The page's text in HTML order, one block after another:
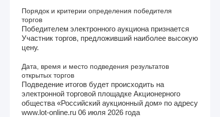
Порядок и критерии определения победителя
торгов
Победителем электронного аукциона признается
Участник торгов, предложивший наиболее высокую
цену.
Дата, время и место подведения результатов
открытых торгов
Подведение итогов будет происходить на
электронной торговой площадке Акционерного
общества «Российский аукционный дом» по адресу
www.lot-online.ru 06 июля 2026 года